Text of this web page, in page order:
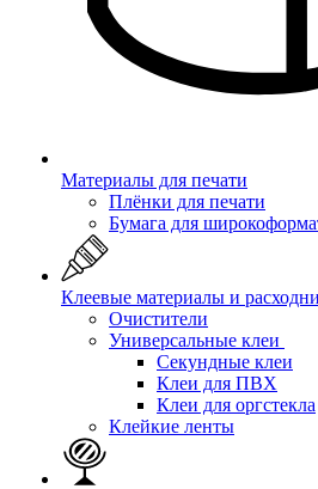
Материалы для печати
Плёнки для печати
Бумага для
Клеевые материалы и
Очистители
Универсальные клеи
Секундные клеи
Клеи для ПВХ
Клеи для оргстекла
Клейкие ленты